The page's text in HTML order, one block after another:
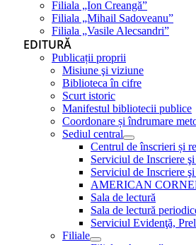
Filiala „Ion Creangă”
Filiala „Mihail Sadoveanu”
Filiala „Vasile Alecsandri”
EDITURĂ
Publicații proprii
Misiune şi viziune
Biblioteca în cifre
Scurt istoric
Manifestul bibliotecii publice
Coordonare și îndrumare
Sediul central
Centrul de înscrieri și
Serviciul de Inscriere
Serviciul de Inscriere
AMERICAN
Sala de lectură
Sala de lectură
Serviciul Evidenţă,
Filiale